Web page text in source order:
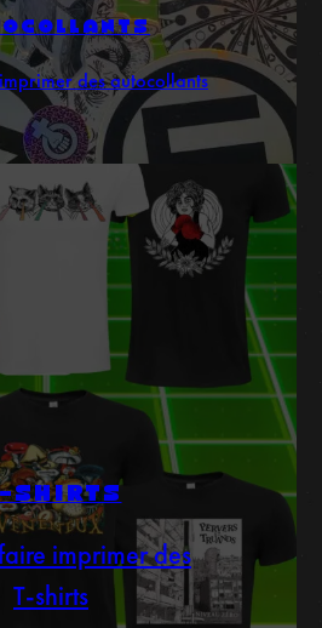
des autocollants
SHIRTS
imprimer des
T-shirts